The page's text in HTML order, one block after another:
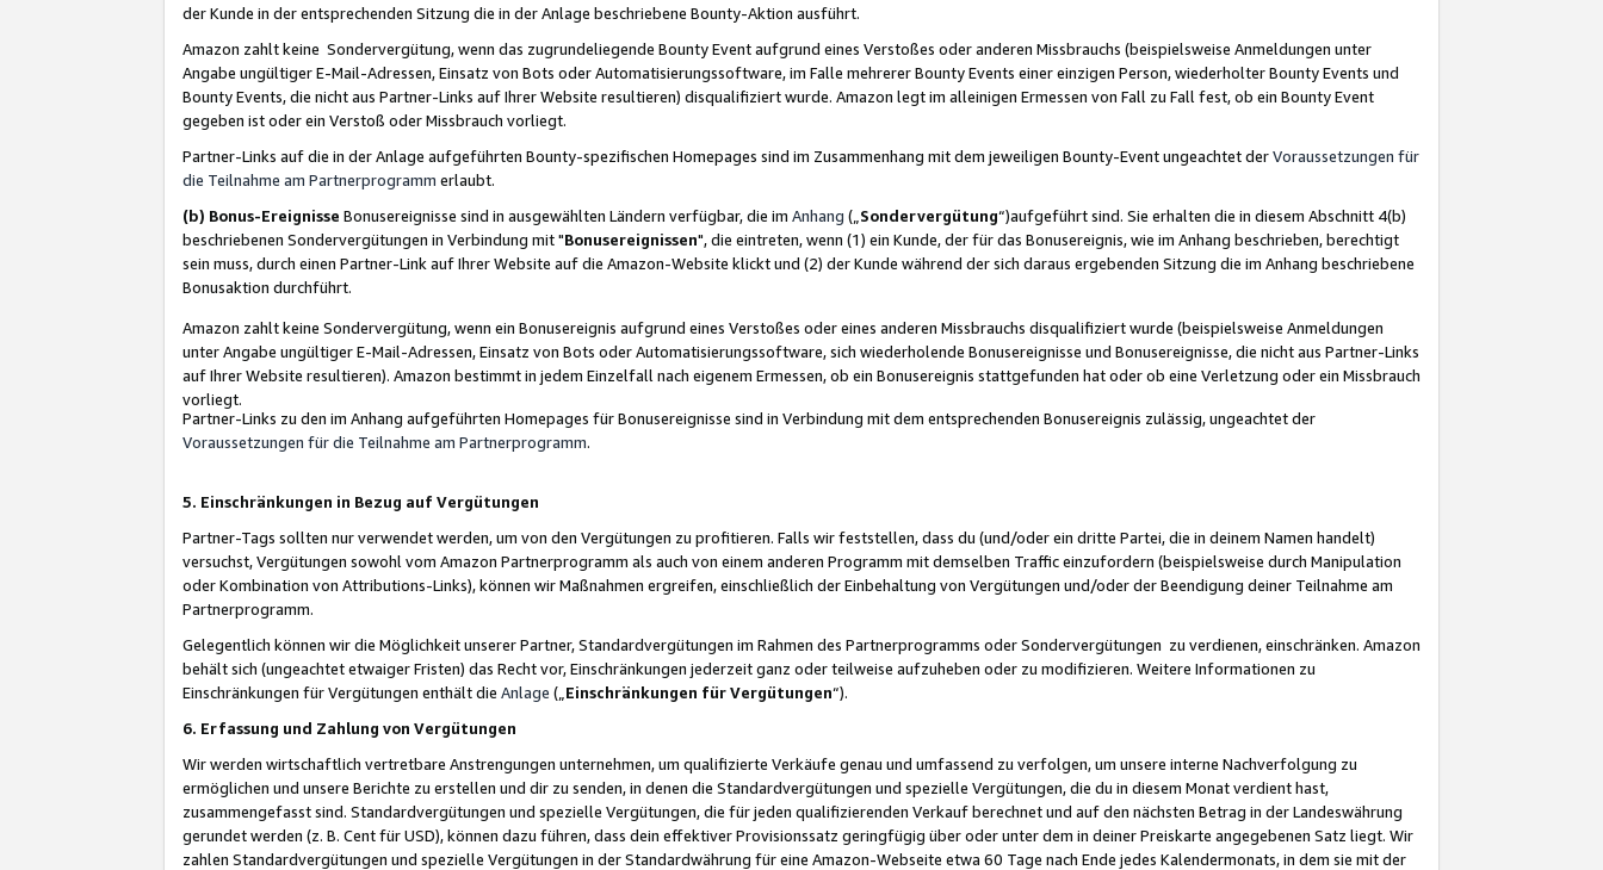
der Kunde in der entsprechenden Sitzung die in der Anlage beschriebene Bounty-Aktion ausführt.
Amazon zahlt keine Sondervergütung, wenn das zugrundeliegende Bounty Event aufgrund eines Verstoßes oder anderen Missbrauchs (beispielsweise Anmeldungen unter
Angabe ungültiger E-Mail-Adressen, Einsatz von Bots oder Automatisierungssoftware, im Falle mehrerer Bounty Events einer einzigen Person, wiederholter Bounty Events und
Bounty Events, die nicht aus Partner-Links auf Ihrer Website resultieren) disqualifiziert wurde. Amazon legt im alleinigen Ermessen von Fall zu Fall fest, ob ein Bounty Event
gegeben ist oder ein Verstoß oder Missbrauch vorliegt.
Partner-Links auf die in der Anlage aufgeführten Bounty-spezifischen Homepages sind im Zusammenhang mit dem jeweiligen Bounty-Event ungeachtet derVoraussetzungen für
die Teilnahme am Partnerprogramm erlaubt.
(b) Bonus-Ereignisse Bonusereignisse sind in ausgewählten Ländern verfügbar, die im Anhang („ Sondervergütung“)aufgeführt sind. Sie erhalten die in diesem Abschnitt 4(b)
beschriebenen Sondervergütungen in Verbindung mit "Bonusereignissen", die eintreten, wenn (1) ein Kunde, der für das Bonusereignis, wie im Anhang beschrieben, berechtigt
sein muss, durch einen Partner-Link auf Ihrer Website auf die Amazon-Website klickt und (2) der Kunde während der sich daraus ergebenden Sitzung die im Anhang beschriebene
Bonusaktion durchführt.
Amazon zahlt keine Sondervergütung, wenn ein Bonusereignis aufgrund eines Verstoßes oder eines anderen Missbrauchs disqualifiziert wurde (beispielsweise Anmeldungen
unter Angabe ungültiger E-Mail-Adressen, Einsatz von Bots oder Automatisierungssoftware, sich wiederholende Bonusereignisse und Bonusereignisse, die nicht aus Partner-Links
auf Ihrer Website resultieren). Amazon bestimmt in jedem Einzelfall nach eigenem Ermessen, ob ein Bonusereignis stattgefunden hat oder ob eine Verletzung oder ein Missbrauch
vorliegt.
Partner-Links zu den im Anhang aufgeführten Homepages für Bonusereignisse sind in Verbindung mit dem entsprechenden Bonusereignis zulässig, ungeachtet der
Voraussetzungen für die Teilnahme am Partnerprogramm.
5. Einschränkungen in Bezug auf Vergütungen
Partner-Tags sollten nur verwendet werden, um von den Vergütungen zu profitieren. Falls wir feststellen, dass du (und/oder ein dritte Partei, die in deinem Namen handelt)
versuchst, Vergütungen sowohl vom Amazon Partnerprogramm als auch von einem anderen Programm mit demselben Traffic einzufordern (beispielsweise durch Manipulation
oder Kombination von Attributions-Links), können wir Maßnahmen ergreifen, einschließlich der Einbehaltung von Vergütungen und/oder der Beendigung deiner Teilnahme am
Partnerprogramm.
Gelegentlich können wir die Möglichkeit unserer Partner, Standardvergütungen im Rahmen des Partnerprogramms oder Sondervergütungen zu verdienen, einschränken. Amazon
behält sich (ungeachtet etwaiger Fristen) das Recht vor, Einschränkungen jederzeit ganz oder teilweise aufzuheben oder zu modifizieren. Weitere Informationen zu
Einschränkungen für Vergütungen enthält die Anlage („ Einschränkungen für Vergütungen“).
6. Erfassung und Zahlung von Vergütungen
Wir werden wirtschaftlich vertretbare Anstrengungen unternehmen, um qualifizierte Verkäufe genau und umfassend zu verfolgen, um unsere interne Nachverfolgung zu
ermöglichen und unsere Berichte zu erstellen und dir zu senden, in denen die Standardvergütungen und spezielle Vergütungen, die du in diesem Monat verdient hast,
zusammengefasst sind. Standardvergütungen und spezielle Vergütungen, die für jeden qualifizierenden Verkauf berechnet und auf den nächsten Betrag in der Landeswährung
gerundet werden (z. B. Cent für USD), können dazu führen, dass dein effektiver Provisionssatz geringfügig über oder unter dem in deiner Preiskarte angegebenen Satz liegt. Wir
zahlen Standardvergütungen und spezielle Vergütungen in der Standardwährung für eine Amazon-Webseite etwa 60 Tage nach Ende jedes Kalendermonats, in dem sie mit der